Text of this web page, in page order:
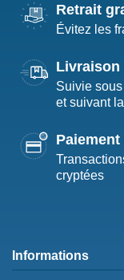
Retrait
Évitez les
Livraison
Suivie
et suivant
cryptées
Informations